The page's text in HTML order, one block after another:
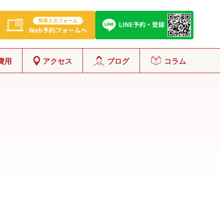
用 アクセス ブログ コラム